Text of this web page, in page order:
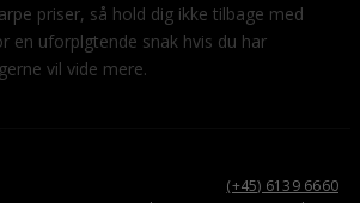
priser, så hold dig ikke tilbage med
en uforplgtende snak hvis du har
vil vide mere.
(+45) 6139 6660